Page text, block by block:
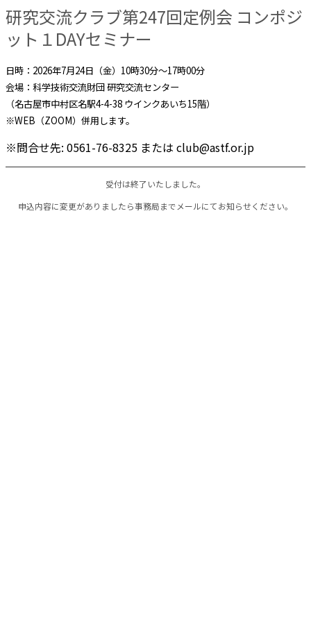
研究交流クラブ第247回定例会 コンポジ
ット１DAYセミナー
日時：2026年7月24日（金）10時30分～17時00分
会場：科学技術交流財団 研究交流センター
（名古屋市中村区名駅4-4-38 ウインクあいち15階）
※WEB（ZOOM）併用します。
※問合せ先: 0561-76-8325 または club@astf.or.jp
申込内容に変更がありましたら事務局までメールにてお知らせください。